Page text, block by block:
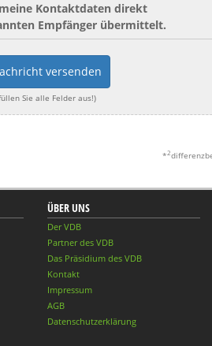
Kontaktdaten direkt
Empfänger übermittelt.
versenden
Sie alle Felder aus!)
*2
ÜBER UNS
Der VDB
Partner des VDB
Das Präsidium des VDB
Kontakt
Impressum
AGB
Datenschutzerklärung